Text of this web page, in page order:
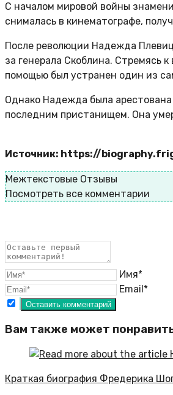
С началом мировой войны
снималась в кинематографе,
После революции Надежда
за генерала Скоблина.
помощью был устранен один из
Однако Надежда была арестована
последним пристанищем. Она
Источник: https://
Межтекстовые Отзывы
Посмотреть все комментарии
Имя*
Email*
Вам также может
Краткая биография Фредерика